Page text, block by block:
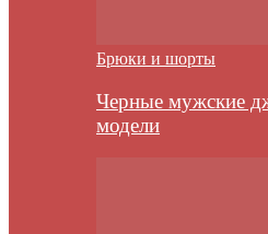
Брюки и шорты
Черные мужские
модели